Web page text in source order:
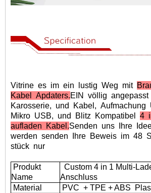
Vitrine es im ein lustig Weg mit
Kabel
Apdaters.EIN völlig angepasst
Karosserie, und Kabel, Aufmachung
Mikro USB, und Blitz Kompatibel 4
aufladen Kabel .Senden uns Ihre
werden senden Ihre Beweis im 48
stück nur
Produkt
Name
Custom 4 in 1 Multi-
Anschluss
Material
PVC + TPE + ABS